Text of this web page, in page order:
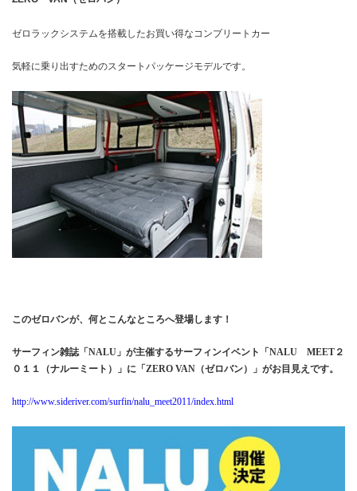
ゼロラックシステムを搭載したお買い得なコンプリートカー
気軽に乗り出すためのスタートパッケージモデルです。
このゼロバンが、何とこんなところへ登場します！
サーフィン雑誌「 NALU 」が主催するサーフィンイベント「 NALU MEET ２
０１１（ナルーミート）」に「 ZERO VAN （ゼロバン）」がお目見えです。
http://www.sideriver.com/surfin/nalu_meet2011/index.html